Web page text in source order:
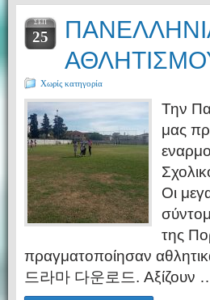
ΣΕΠ
25
Χωρίς κατηγορία
Την
μας
Οι
της
πραγματοποίησαν
드라마 다운로드. Αξίζουν